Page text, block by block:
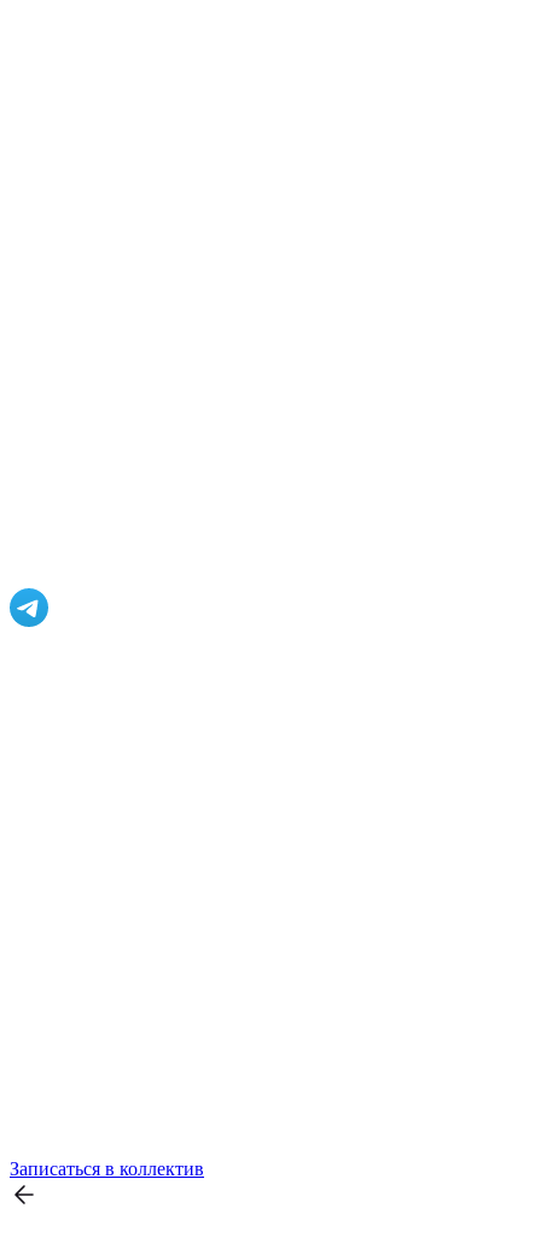
Записаться в коллектив